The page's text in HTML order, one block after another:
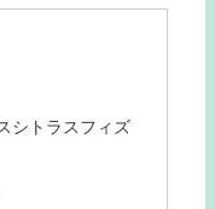
シトラスフィズ